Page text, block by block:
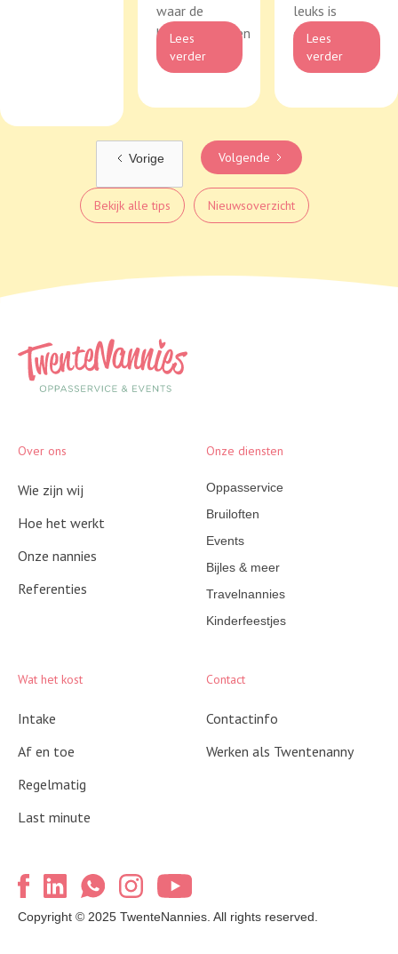
waar de
kinderen kunnen
knu...
Lees
verder
leuks is
georganiseerd
...
Lees
verder
Vorige Volgende
Bekijk alle tips Nieuwsoverzicht
Over ons
Wie zijn wij
Hoe het werkt
Onze nannies
Referenties
Wat het kost
Intake
Af en toe
Regelmatig
Last minute
Contact
Contactinfo
Werken als Twentenanny
Onze diensten
Oppasservice
Bruiloften
Events
Bijles & meer
Travelnannies
Kinderfeestjes
Copyright © 2025 TwenteNannies. All rights reserved.